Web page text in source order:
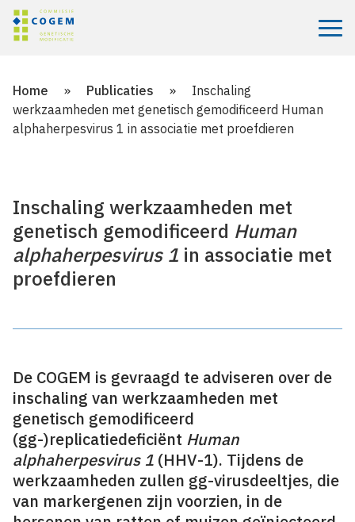
Menu
Home » Publicaties »
Inschaling
werkzaamheden met genetisch gemodificeerd Human
alphaherpesvirus 1 in associatie met proefdieren
Inschaling werkzaamheden met
genetisch gemodificeerd Human
alphaherpesvirus 1 in associatie met
proefdieren
De COGEM is gevraagd te adviseren over de
inschaling van werkzaamheden met
genetisch gemodificeerd
(gg-)replicatiedeficiënt Human
alphaherpesvirus 1 (HHV-1). Tijdens de
werkzaamheden zullen gg-virusdeeltjes, die
van markergenen zijn voorzien, in de